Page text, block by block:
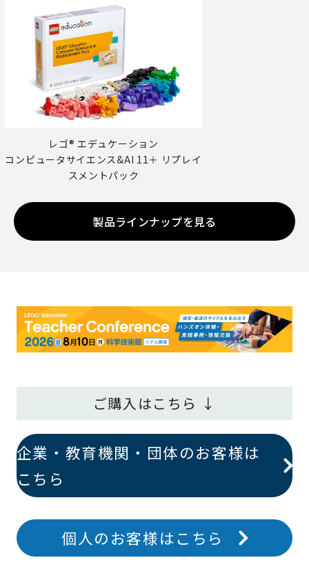
レゴ® エデュケーション
コンピュータサイエンス&AI 11＋ リプレイ
スメントパック
製品ラインナップを見る
ご購入はこちら ↓
企業・教育機関・団体のお客様は
こちら
個人のお客様はこちら